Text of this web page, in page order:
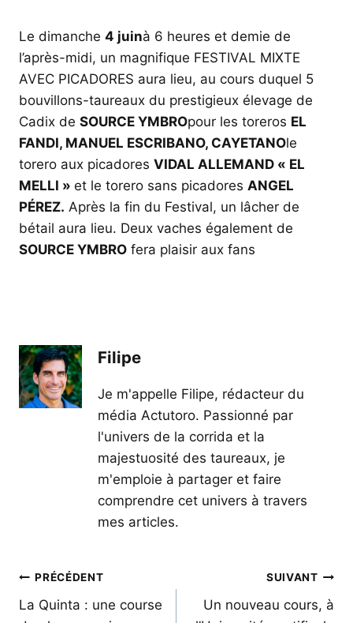
Le dimanche 4 juinà 6 heures et demie de
l’après-midi, un magnifique FESTIVAL MIXTE
AVEC PICADORES aura lieu, au cours duquel 5
bouvillons-taureaux du prestigieux élevage de
Cadix de SOURCE YMBROpour les toreros EL
FANDI, MANUEL ESCRIBANO, CAYETANOle
torero aux picadores VIDAL ALLEMAND « EL
MELLI » et le torero sans picadores ANGEL
PÉREZ. Après la fin du Festival, un lâcher de
bétail aura lieu. Deux vaches également de
SOURCE YMBRO fera plaisir aux fans
Filipe
Je m'appelle Filipe, rédacteur du
média Actutoro. Passionné par
l'univers de la corrida et la
majestuosité des taureaux, je
m'emploie à partager et faire
comprendre cet univers à travers
mes articles.
Navigation
de
PRÉCÉDENT
La Quinta : une course
SUIVANT
Un nouveau cours, à